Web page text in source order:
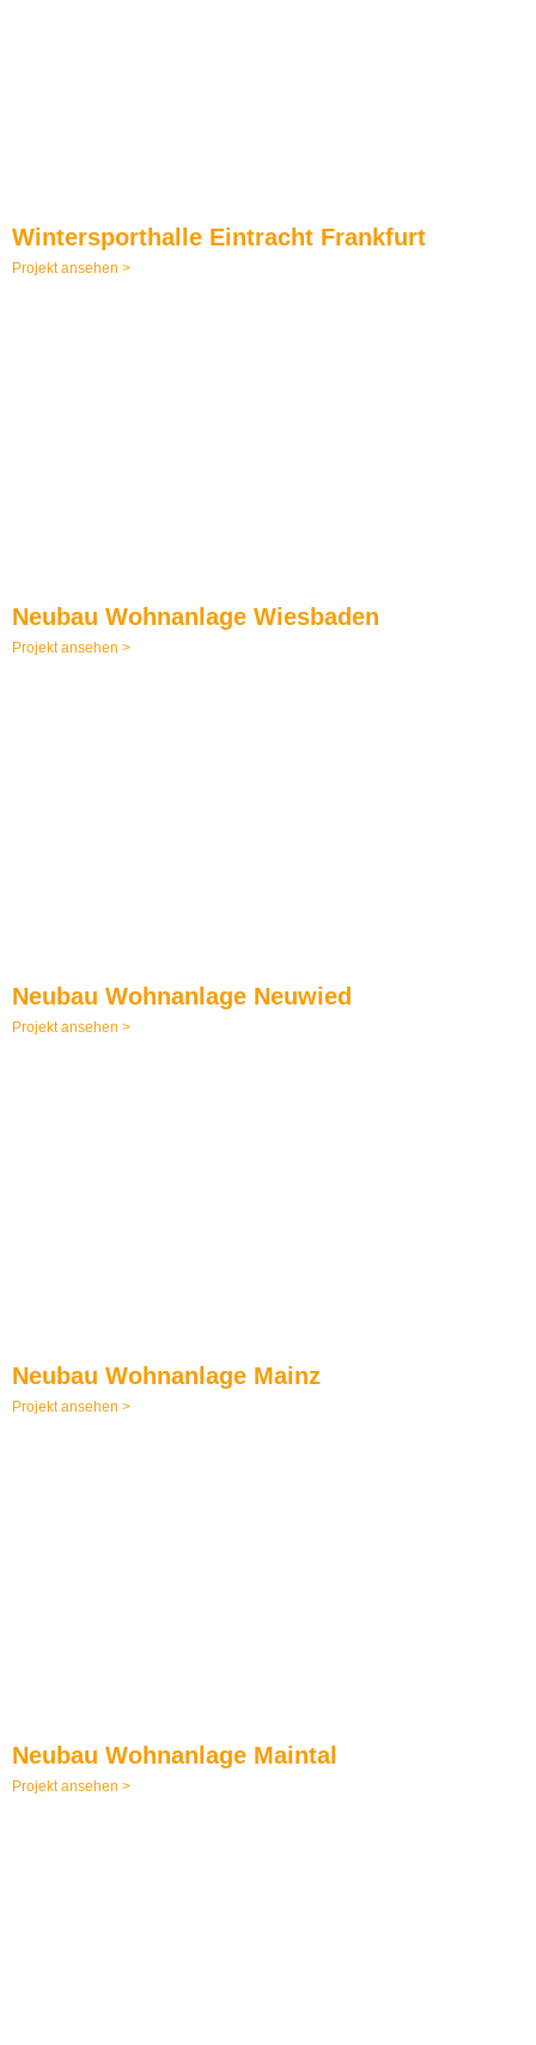
Wintersporthalle Eintracht Frankfurt
Projekt ansehen >
Neubau Wohnanlage Wiesbaden
Projekt ansehen >
Neubau Wohnanlage Neuwied
Projekt ansehen >
Neubau Wohnanlage Mainz
Projekt ansehen >
Neubau Wohnanlage Maintal
Projekt ansehen >